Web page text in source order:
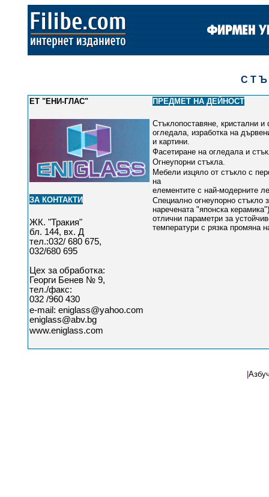
С Т Ъ К Л
ЕТ "ЕНИ-ГЛАС"
ЗА КОНТАКТИ
ЖК. "Тракия"
бл. 144, вх. Д
тел.:032/ 680 675,
032/680 695
Цех за обработка:
Георги Бенев № 9,
тел./факс:
032 /960 430
e-mail: eniglass@yahoo.com
eniglass@abv.bg
www.eniglass.com
ПРЕДМЕТ НА ДЕЙНОСТ
Стъклопоставяне, кристални и
огледала, изработка на
и картини.
Фасетиране на огледала и
Огнеупорни стъкла.
Мебели изцяло от стъкло с
на
елементите с най-модерните
Специално огнеупорно стъкло
наречената "японска керамика")
отлични параметри за
температури с рязка промяна